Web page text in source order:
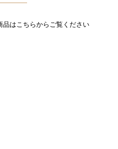
品はこちらからご覧ください